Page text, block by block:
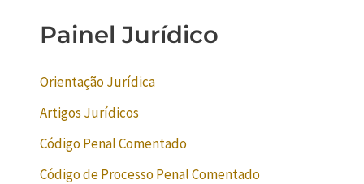
Painel Jurídico
Orientação Jurídica
Artigos Jurídicos
Código Penal Comentado
Código de Processo Penal Comentado